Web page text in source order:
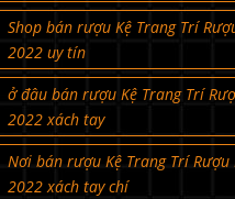
Shop bán rượu Kệ Trang Trí
2022 uy tín
ở đâu bán rượu Kệ Trang Trí
2022 xách tay
Nơi bán rượu Kệ Trang Trí Rượu
2022 xách tay chí